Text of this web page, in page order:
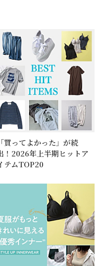
「買ってよかった」が続
！2026年上半期ヒットア
テムTOP20